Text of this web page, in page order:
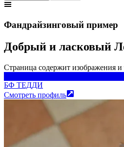
Фандрайзинговый пример
Добрый и ласковый
Страница содержит изображения
БФ ТЕДДИ
Смотреть профиль